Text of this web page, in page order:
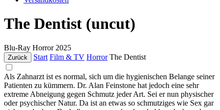
The Dentist (uncut)
Blu-Ray Horror 2025
Zurück Start Film & TV Horror The Dentist
Als Zahnarzt ist es normal, sich um die hygienischen Belange seiner
Patienten zu kümmern. Dr. Alan Feinstone hat jedoch eine sehr
extreme Abneigung gegen Schmutz jeder Art. Sei er nun physischer
oder psychischer Natur. Da ist an etwas so schmutziges wie Sex gar